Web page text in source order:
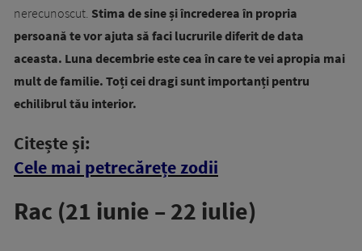
nerecunoscut. Stima de sine și încrederea în propria
persoană te vor ajuta să faci lucrurile diferit de data
aceasta. Luna decembrie este cea în care te vei apropia mai
mult de familie. Toți cei dragi sunt importanți pentru
echilibrul tău interior.
Citește și:
Cele mai petrecărețe zodii
Rac (21 iunie – 22 iulie)